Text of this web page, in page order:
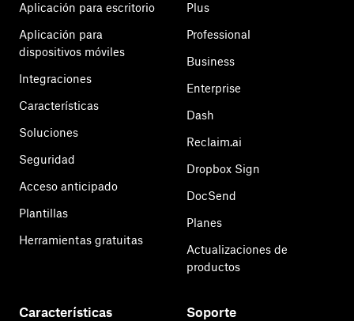
Aplicación para escritorio
Aplicación para
dispositivos móviles
Integraciones
Características
Soluciones
Seguridad
Acceso anticipado
Plantillas
Herramientas gratuitas
Plus
Professional
Business
Enterprise
Dash
Reclaim.ai
Dropbox Sign
DocSend
Planes
Actualizaciones de
productos
Características Soporte